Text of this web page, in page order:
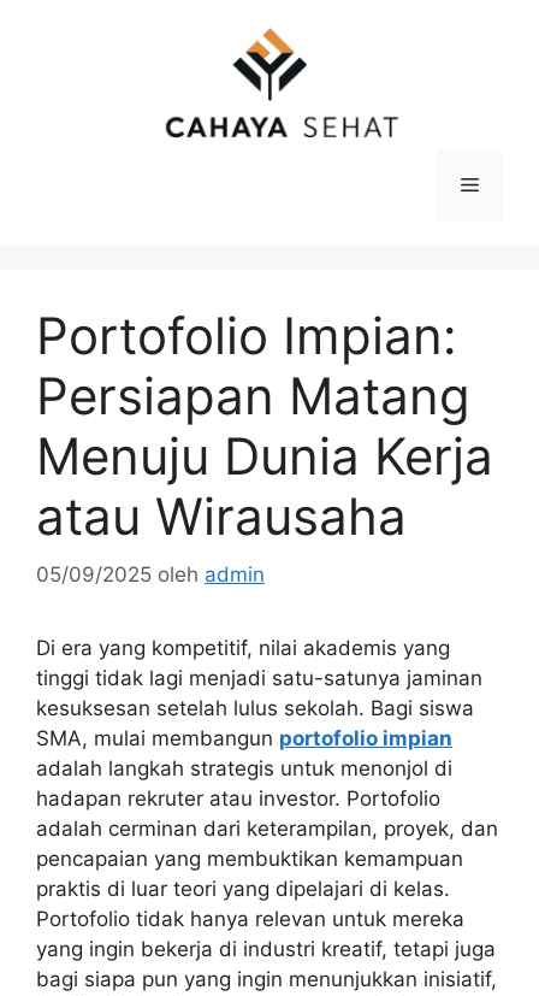
Menu
Portofolio Impian:
Persiapan Matang
Menuju Dunia Kerja
atau Wirausaha
05/09/2025 oleh admin
Di era yang kompetitif, nilai akademis yang
tinggi tidak lagi menjadi satu-satunya jaminan
kesuksesan setelah lulus sekolah. Bagi siswa
SMA, mulai membangun portofolio impian
adalah langkah strategis untuk menonjol di
hadapan rekruter atau investor. Portofolio
adalah cerminan dari keterampilan, proyek, dan
pencapaian yang membuktikan kemampuan
praktis di luar teori yang dipelajari di kelas.
Portofolio tidak hanya relevan untuk mereka
yang ingin bekerja di industri kreatif, tetapi juga
bagi siapa pun yang ingin menunjukkan inisiatif,